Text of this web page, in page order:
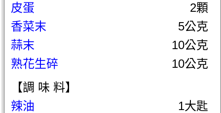
皮蛋
2顆
香菜末
5公克
蒜末
10公克
熟花生碎
10公克
【調 味 料】
辣油
1大匙